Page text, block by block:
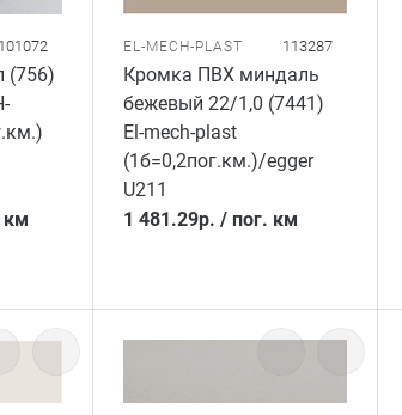
101072
(756)
км
EL-MECH-PLAST 113287
Кромка ПВХ миндаль
бежевый 22/1,0 (7441)
El-mech-plast
(1б=0,2пог.км.)/egger
U211
1 481.29р. / пог. км